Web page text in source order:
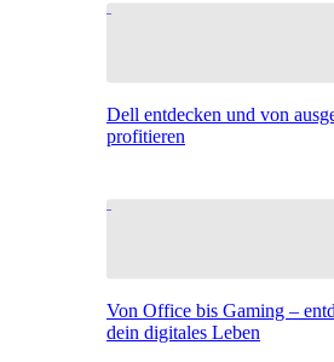
Dell entdecken und von
profitieren
Von Office bis Gaming –
dein digitales Leben